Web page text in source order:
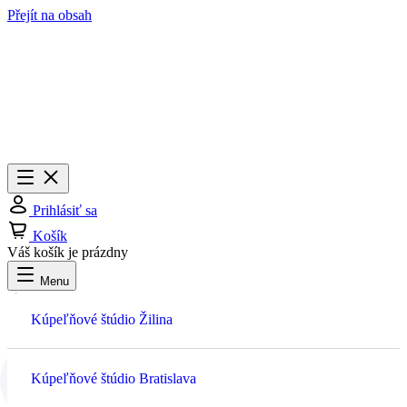
Přejít na obsah
Menu
Zavrieť
Prihlásiť sa
Košík
Váš košík je prázdny
Menu
Kúpeľňové štúdio Žilina
Kúpeľňové štúdio Bratislava
Košík